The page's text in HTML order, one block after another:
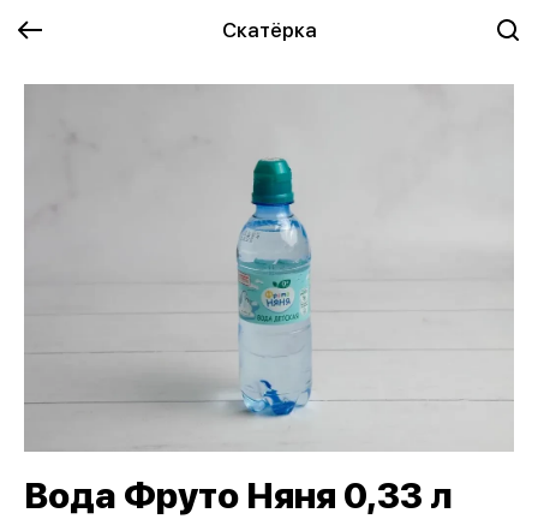
Скатёрка
Вода Фруто Няня 0,33 л